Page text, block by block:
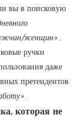
вы в поисковую
женщин»,
ручки
даже
претендентов
.
которая не